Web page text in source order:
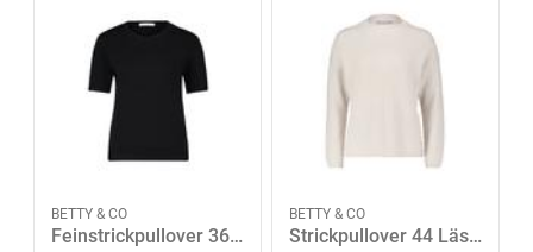
BETTY & CO
Feinstrickpullover 36 Figurnah - Schwarz
BETTY & CO
Strickpullover 44 Lässig - Hellbraun